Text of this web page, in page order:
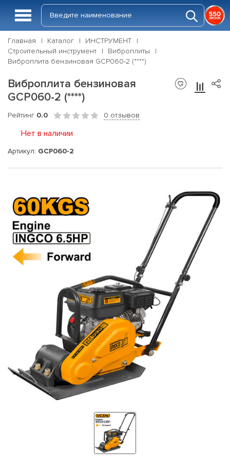
Главная Каталог
ИНСТРУМЕНТ
Строительный инструмент
Виброплиты
Виброплита бензиновая GCP060-2 (****)
Виброплита бензиновая
GCP060-2 (****)
Рейтинг 0.0 0 отзывов
Нет в наличии
Артикул: GCP060-2